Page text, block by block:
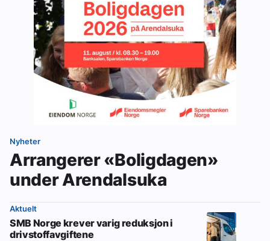
Nyheter
Arrangerer «Boligdagen»
under Arendalsuka
Aktuelt
SMB Norge krever varig reduksjon i
drivstoffavgiftene